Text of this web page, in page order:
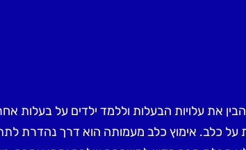
את עלויות הבעלות וללמד ילדים על בעלות
על כלב. אימוץ כלב מעמותה הוא דרך נהדרת